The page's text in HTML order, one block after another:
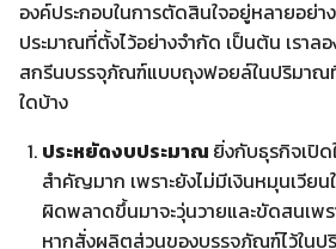
องค์ประกอบในการตัดสินใจอยู่หลายอย่า
ประมาณที่ตั้งไว้อย่างจำกัด เป็นต้น เราล
สกรีนบรรจุภัณฑ์แบบถุงฟอยล์ในปริมาณ
ใดบ้าง
ประหยัดงบประมาณ ยิ่งกับธุรกิจเปิ
สำคัญมาก เพราะยังไม่มีเงินหมุนเวีย
ผิดพลาดขึ้นมาจะวุ่นวายและขัดสนเพร
หากสั่งผลิตส่วนของบรรจุภัณฑ์ไว้ใน